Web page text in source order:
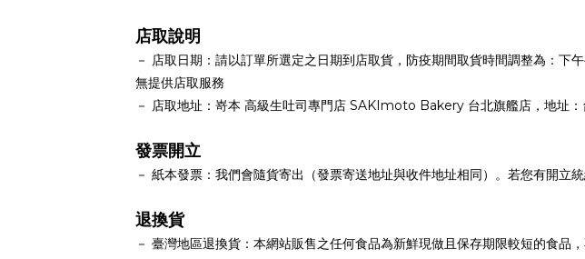
店取說明
－ 店取日期：請以訂單所選定之日期到店取貨 ，防疫期間取貨時間調整為：下
無提供店取服務
－ 店取地址： 嵜本 高級生吐司專門店 SAKImoto Bakery 台北旗艦店，地址
發票開立
－ 紙本發票： 我們會隨貨寄出（發票寄送地址與收件地址相同）。若您有開立
退換貨
－ 臺灣地區退換貨： 本網站販售之任何食品為新鮮現做且保存期限較短的食品